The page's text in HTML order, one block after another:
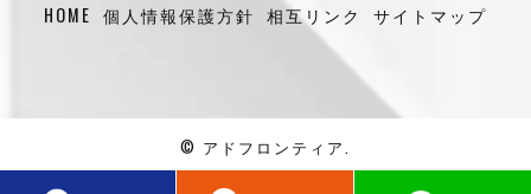
HOME 個人情報保護方針 相互リンク サイトマップ
© アドフロンティア.